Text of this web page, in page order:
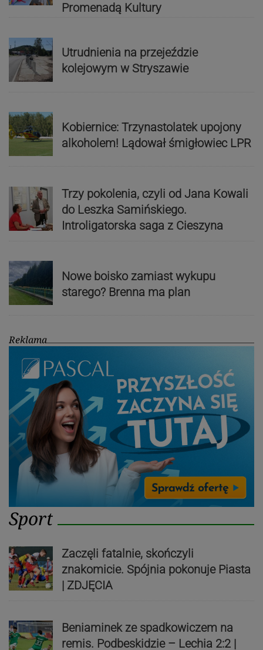
Promenadą Kultury
Utrudnienia na przejeździe
kolejowym w Stryszawie
Kobiernice: Trzynastolatek upojony
alkoholem! Lądował śmigłowiec LPR
Trzy pokolenia, czyli od Jana Kowali
do Leszka Samińskiego.
Introligatorska saga z Cieszyna
Nowe boisko zamiast wykupu
starego? Brenna ma plan
Reklama
Sport
Zaczęli fatalnie, skończyli
znakomicie. Spójnia pokonuje Piasta
| ZDJĘCIA
Beniaminek ze spadkowiczem na
remis. Podbeskidzie – Lechia 2:2 |